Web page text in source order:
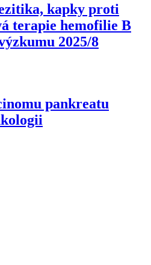
kapky proti
terapie hemofilie B
2025/8
pankreatu